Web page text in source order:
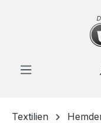
Zum Hauptinhalt
Textilien